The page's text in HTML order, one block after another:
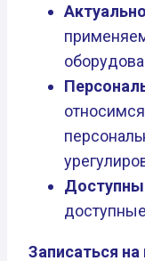
Записаться на